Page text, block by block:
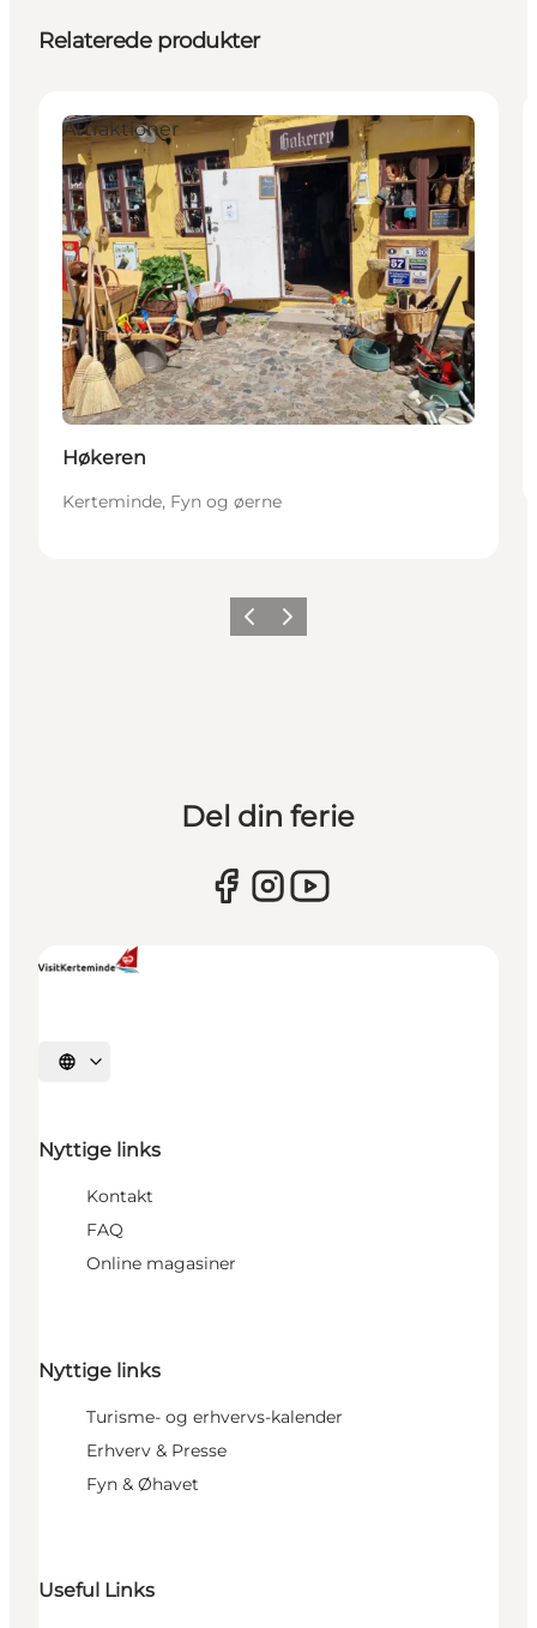
Relaterede produkter
Attraktioner
Høkeren
Kerteminde, Fyn og øerne
ForrigeNæste
Del din ferie
Vælg sprog
Nyttige links
Kontakt
FAQ
Online magasiner
Nyttige links
Turisme- og erhvervs-kalender
Erhverv & Presse
Fyn & Øhavet
Useful Links